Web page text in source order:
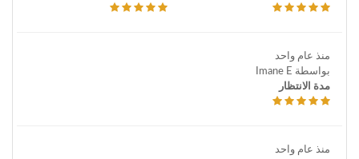
منذ عام واحد
بواسطة Imane E
مدة الانتظار
منذ عام واحد